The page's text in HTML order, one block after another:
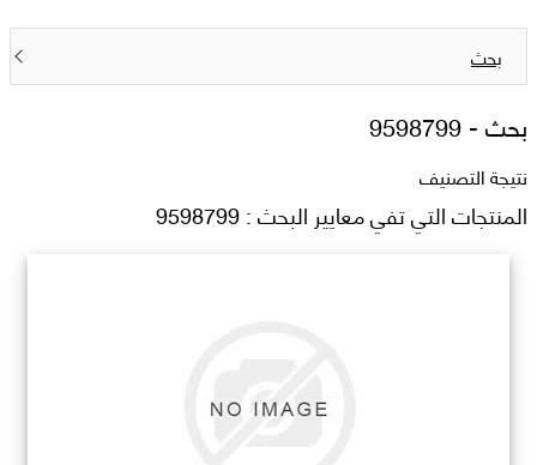
بحث
بحث -9598799
نتيجة التصنيف
المنتجات التي تفي معايير البحث : 9598799